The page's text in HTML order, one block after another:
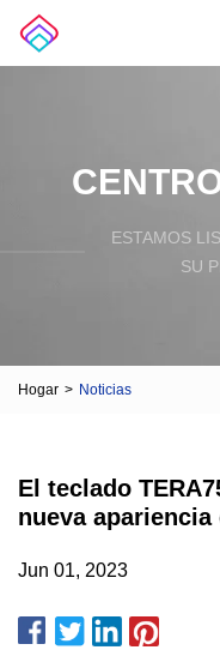
ESTAMOS
SU
Hogar > Noticias
El teclado
nueva
Jun 01, 2023